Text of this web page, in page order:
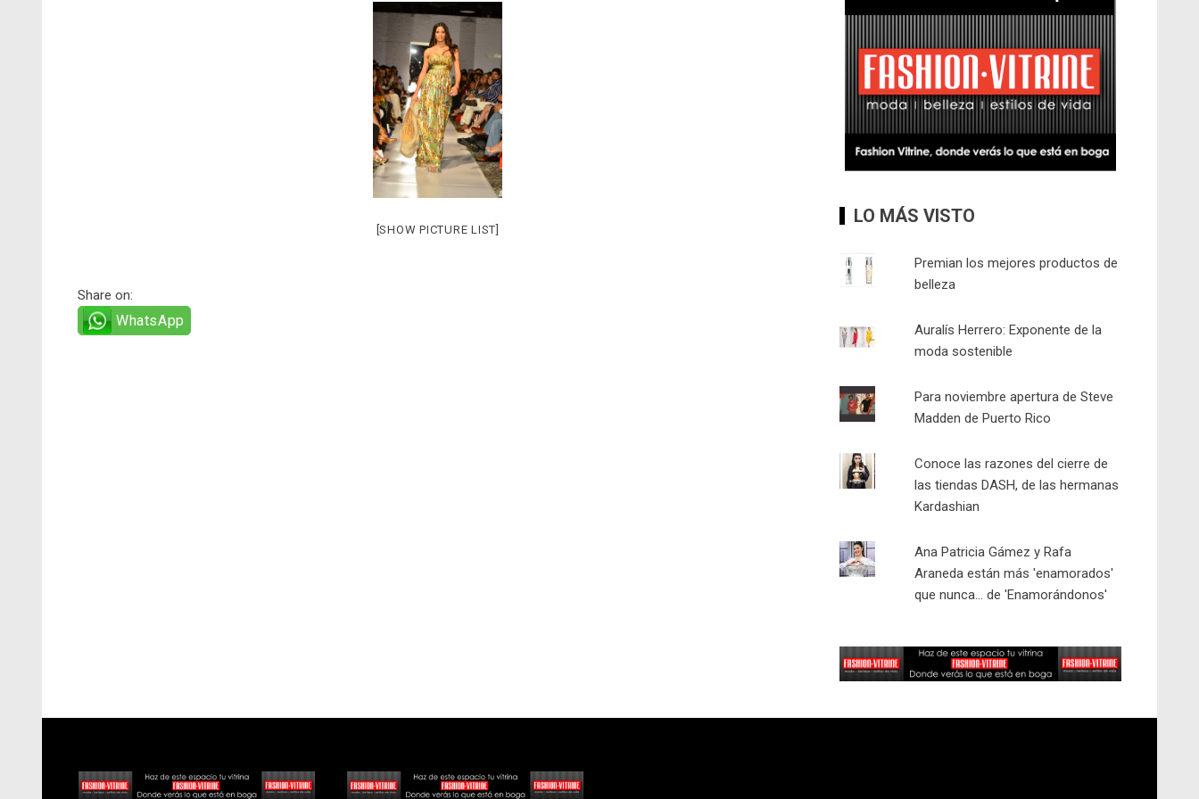
[SHOW PICTURE LIST]
Share on:
WhatsApp
LO MÁS VISTO
Premian los mejores productos de
belleza
Auralís Herrero: Exponente de la
moda sostenible
Para noviembre apertura de Steve
Madden de Puerto Rico
Conoce las razones del cierre de
las tiendas DASH, de las hermanas
Kardashian
Ana Patricia Gámez y Rafa
Araneda están más 'enamorados'
que nunca... de 'Enamorándonos'